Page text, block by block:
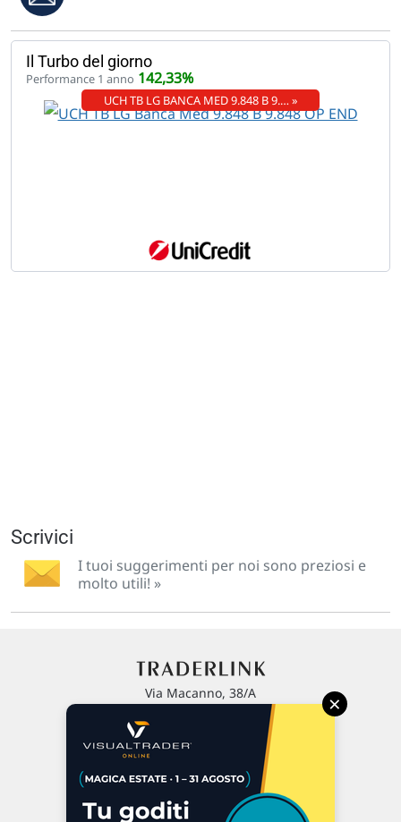
Il Turbo del giorno
Performance 1 anno 142,33%
UCH TB LG BANCA MED 9.848 B 9.… »
Scrivici
I tuoi suggerimenti per noi sono preziosi e
molto utili! »
Via Macanno, 38/A
P.IVA 02 452 460 401
Chi siamo
Commenti e segnalazioni
×